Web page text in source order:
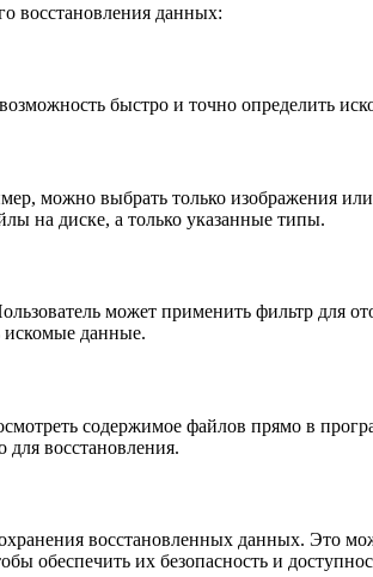
восстановления данных:
быстро и точно определить
можно выбрать только изображения
на диске, а только указанные типы.
может применить фильтр для
искомые данные.
содержимое файлов прямо в
восстановления.
восстановленных данных. Это
обеспечить их безопасность и